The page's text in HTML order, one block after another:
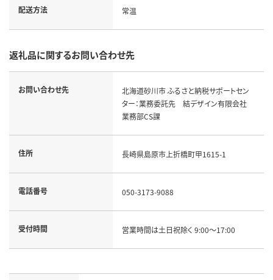
配送方法 常温
返礼品に関するお問い合わせ先
お問い合わせ先
北海道砂川市 ふるさと納税サポートセン
ター：業務委託先　結デザイン有限会社
業務部CS課
住所 長崎県島原市上折橋町甲1615-1
電話番号 050-3173-9088
受付時間 営業時間は土日祝除く 9:00～17:00